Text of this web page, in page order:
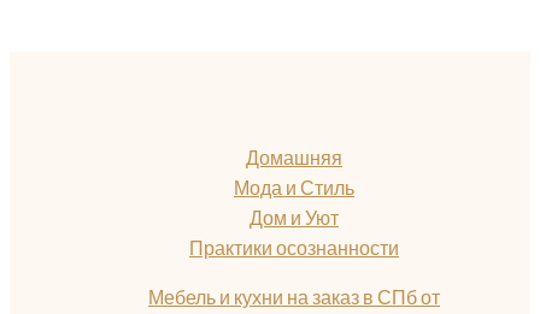
Домашняя
Мода и Стиль
Дом и Уют
Практики осознанности
Мебель и кухни на заказ в СПб от